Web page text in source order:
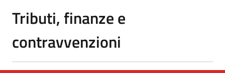
Tributi, finanze e
contravvenzioni